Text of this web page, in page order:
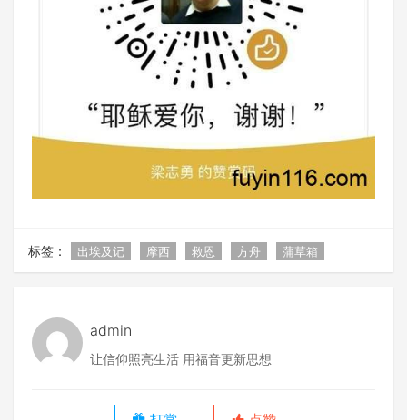
标签： 出埃及记 摩西 救恩 方舟 蒲草箱
admin
让信仰照亮生活 用福音更新思想